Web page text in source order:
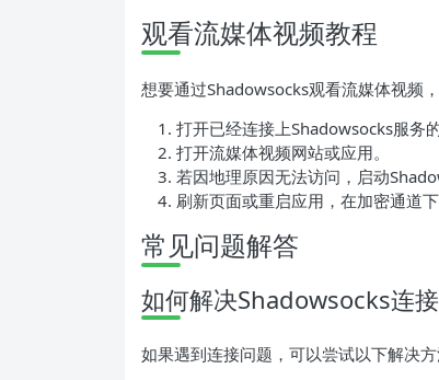
观看流媒体视频教程
想要通过Shadowsocks观看流媒体视频
打开已经连接上Shadowsocks服务的
打开流媒体视频网站或应用。
若因地理原因无法访问，启动
刷新页面或重启应用，在加密通道下
常见问题解答
如何解决Shadowsocks连
如果遇到连接问题，可以尝试以下解决方